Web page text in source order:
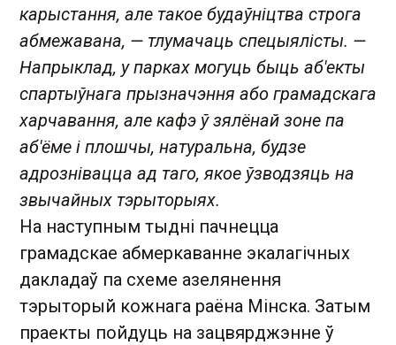
карыстання, але такое будаўніцтва строга
абмежавана, — тлумачаць спецыялісты. —
Напрыклад, у парках могуць быць аб'екты
спартыўнага прызначэння або грамадскага
харчавання, але кафэ ў зялёнай зоне па
аб'ёме і плошчы, натуральна, будзе
адрознівацца ад таго, якое ўзводзяць на
звычайных тэрыторыях.
На наступным тыдні пачнецца
грамадскае абмеркаванне экалагічных
дакладаў па схеме азелянення
тэрыторый кожнага раёна Мінска. Затым
праекты пойдуць на зацвярджэнне ў